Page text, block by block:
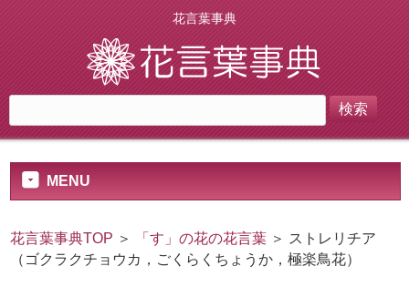
花言葉事典
MENU
花言葉事典TOP ＞ 「す」の花の花言葉 ＞ ストレリチア
（ゴクラクチョウカ，ごくらくちょうか，極楽鳥花）